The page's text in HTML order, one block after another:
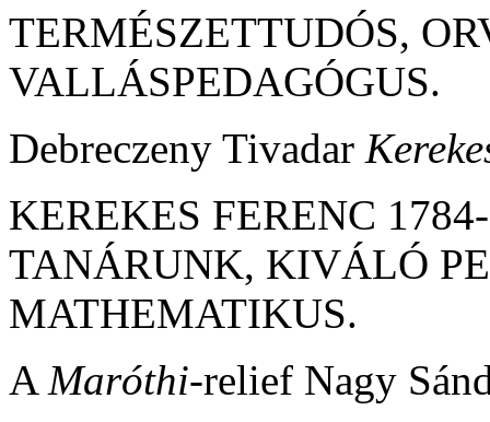
TERMÉSZETTUDÓS,
VALLÁSPEDAGÓGUS.
Debreczeny Tivadar
KEREKES FERENC
TANÁRUNK, KIVÁLÓ
MATHEMATIKUS.
A Maróthi-relief Nagy